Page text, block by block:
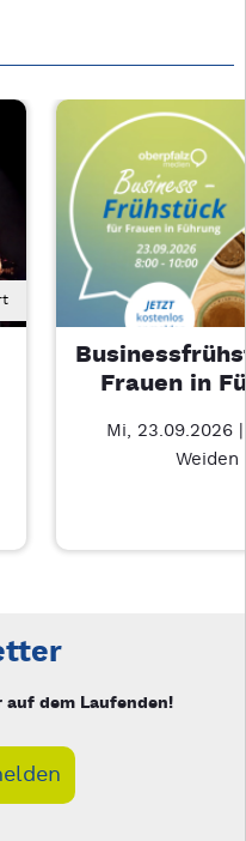
Frauen in
Mi, 23.09.2026
Weiden
auf dem Laufenden!